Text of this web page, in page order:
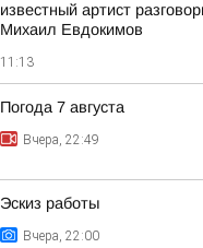
известный артист
Михаил Евдокимов
11:13
Погода 7 августа
Вчера, 22:49
Эскиз работы
Вчера, 22:00